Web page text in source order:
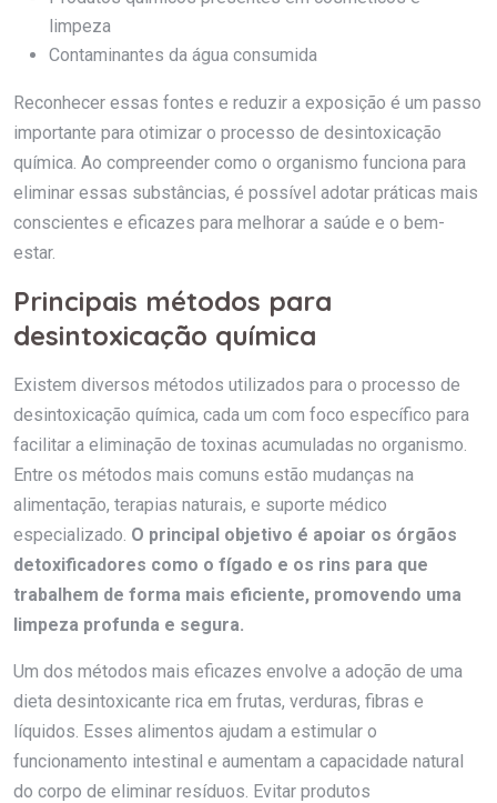
limpeza
Contaminantes da água consumida
Reconhecer essas fontes e reduzir a exposição é um passo
importante para otimizar o processo de desintoxicação
química. Ao compreender como o organismo funciona para
eliminar essas substâncias, é possível adotar práticas mais
conscientes e eficazes para melhorar a saúde e o bem-
estar.
Principais métodos para
desintoxicação química
Existem diversos métodos utilizados para o processo de
desintoxicação química, cada um com foco específico para
facilitar a eliminação de toxinas acumuladas no organismo.
Entre os métodos mais comuns estão mudanças na
alimentação, terapias naturais, e suporte médico
especializado. O principal objetivo é apoiar os órgãos
detoxificadores como o fígado e os rins para que
trabalhem de forma mais eficiente, promovendo uma
limpeza profunda e segura.
Um dos métodos mais eficazes envolve a adoção de uma
dieta desintoxicante rica em frutas, verduras, fibras e
líquidos. Esses alimentos ajudam a estimular o
funcionamento intestinal e aumentam a capacidade natural
do corpo de eliminar resíduos. Evitar produtos